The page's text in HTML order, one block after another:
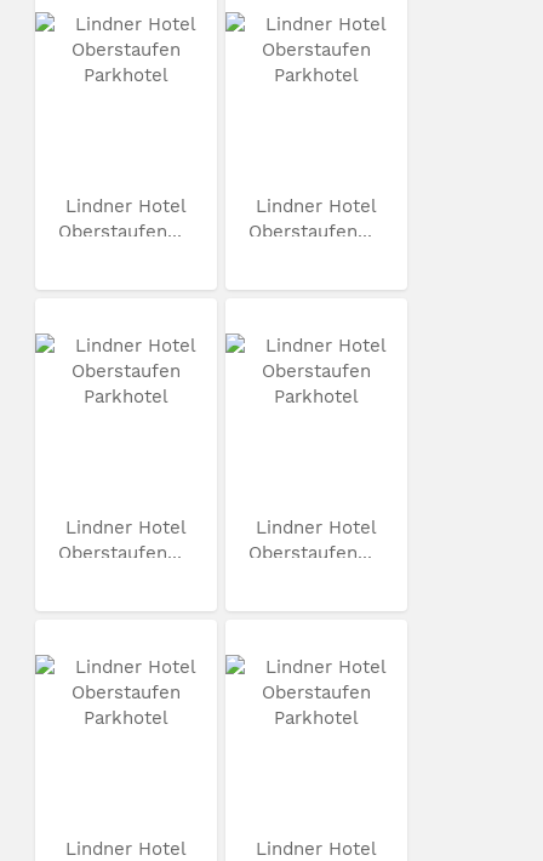
Lindner Hotel
Oberstaufen...
Lindner Hotel
Oberstaufen...
Lindner Hotel
Oberstaufen...
Lindner Hotel
Oberstaufen...
Lindner Hotel
Lindner Hotel